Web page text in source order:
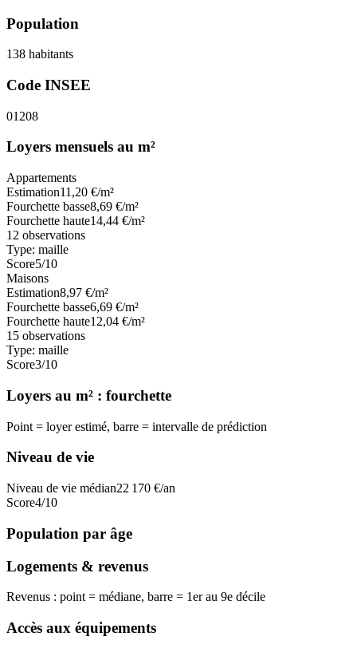
Population
138 habitants
Code INSEE
01208
Loyers mensuels au m²
Appartements
Estimation11,20 €/m²
Fourchette basse8,69 €/m²
Fourchette haute14,44 €/m²
12 observations
Type: maille
Score5/10
Maisons
Estimation8,97 €/m²
Fourchette basse6,69 €/m²
Fourchette haute12,04 €/m²
15 observations
Type: maille
Score3/10
Loyers au m² : fourchette
Point = loyer estimé, barre = intervalle de prédiction
Niveau de vie
Niveau de vie médian22 170 €/an
Score4/10
Population par âge
Logements & revenus
Revenus : point = médiane, barre = 1er au 9e décile
Accès aux équipements